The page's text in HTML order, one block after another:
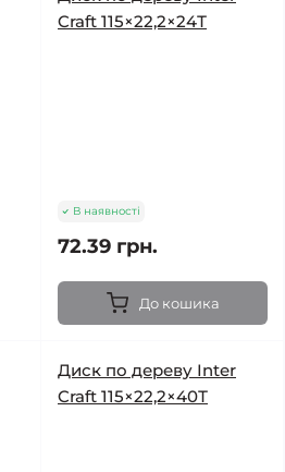
Craft 115×22,2×24Т
В наявності
72.39 грн.
До кошика
Диск по дереву Inter
Craft 115×22,2×40Т